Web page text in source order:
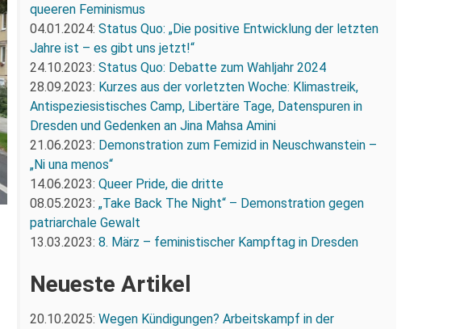
queeren Feminismus
04.01.2024: Status Quo: „Die positive Entwicklung der letzten
Jahre ist – es gibt uns jetzt!“
24.10.2023: Status Quo: Debatte zum Wahljahr 2024
28.09.2023: Kurzes aus der vorletzten Woche: Klimastreik,
Antispeziesistisches Camp, Libertäre Tage, Datenspuren in
Dresden und Gedenken an Jina Mahsa Amini
21.06.2023: Demonstration zum Femizid in Neuschwanstein –
„Ni una menos“
14.06.2023: Queer Pride, die dritte
08.05.2023: „Take Back The Night“ – Demonstration gegen
patriarchale Gewalt
13.03.2023: 8. März – feministischer Kampftag in Dresden
Neueste Artikel
20.10.2025: Wegen Kündigungen? Arbeitskampf in der